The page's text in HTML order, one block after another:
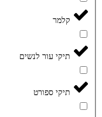
קלמר
תיקי עור לנשים
תיקי ספורט